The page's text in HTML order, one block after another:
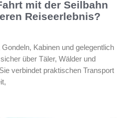
mit der Seilbahn
Reiseerlebnis?
Kabinen und gelegentlich
über Täler, Wälder und
verbindet praktischen Transport